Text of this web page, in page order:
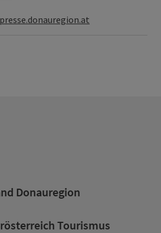
presse.donauregion.at
Donauregion
Tourismus